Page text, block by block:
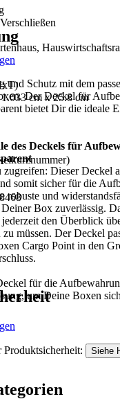
cm x 25.8 cm
und Schutz mit dem
Der Deckel für
bietet Dir die ideale
des Deckels für
Dieser Deckel
somit sicher für die
robuste und
Box zuverlässig.
den Überblick
müssen. Der Deckel
Cargo Point in den
für die
um Deine Boxen
Siehe